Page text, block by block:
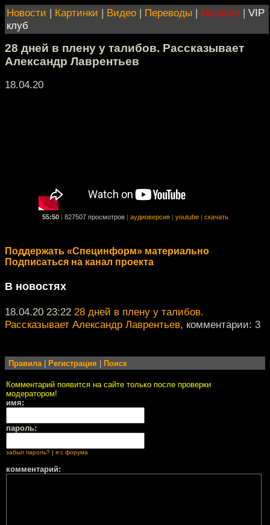
Новости | Картинки | Видео | Переводы | Магазин | VIP
клуб
28 дней в плену у талибов. Рассказывает
Александр Лаврентьев
18.04.20
55:50 827507 просмотров аудиоверсия youtube скачать
Поддержать «Специнформ» материально
Подписаться на канал проекта
В новостях
18.04.20 23:22 28 дней в плену у талибов.
Рассказывает Александр Лаврентьев, комментарии: 3
Правила| Регистрация Поиск
Комментарий появится на сайте только после проверки
модератором!
имя:
пароль:
забыл пароль? я с форума
комментарий: